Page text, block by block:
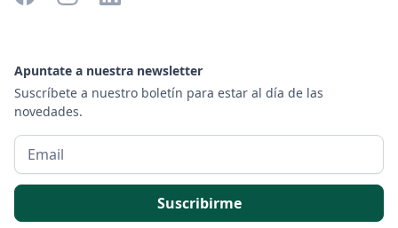
Apuntate a nuestra newsletter
Suscríbete a nuestro boletín para estar al día de las
novedades.